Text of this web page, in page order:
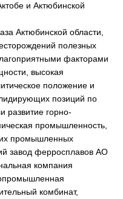
и Актюбинской
Актюбинской области,
полезных
факторами
высокая
положение и
позиций по
развитие горно-
промышленность,
промышленных
завод ферросплавов АО
компания
комбинат,